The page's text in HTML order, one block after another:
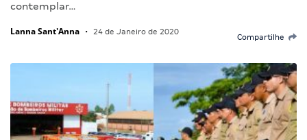
contemplar…
Lanna Sant'Anna • 24 de Janeiro de 2020
Compartilhe